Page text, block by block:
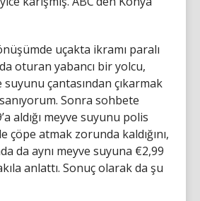
uçakta ikramı paralı
oturan yabancı bir yolcu,
suyunu çantasından çıkarmak
Sonra sohbete
aldığı meyve suyunu polis
çöpe atmak zorunda kaldığını,
da aynı meyve suyuna €2,99
anlattı. Sonuç olarak da şu